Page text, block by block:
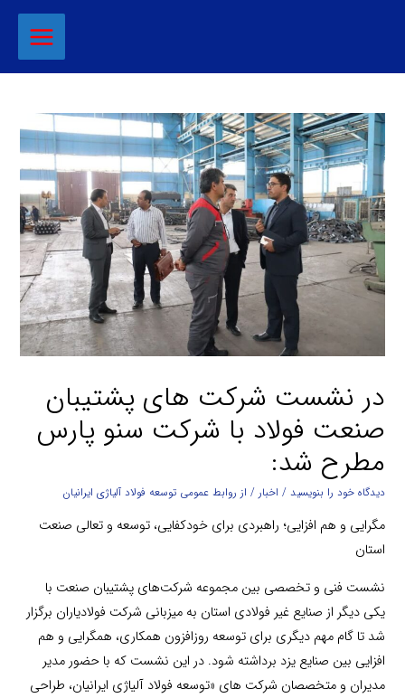
در نشست شرکت های پشتیبان
صنعت فولاد با شرکت سنو پارس
مطرح شد:
دیدگاه‌ خود را بنویسید / اخبار / از روابط عمومی توسعه فولاد آلیاژی ایرانیان
مگرایی و هم افزایی؛ راهبردی برای خودکفایی، توسعه و تعالی صنعت
استان
نشست فنی و تخصصی بین مجموعه شرکت‌های پشتیبان صنعت با
یکی دیگر از صنایع غیر فولادی استان به میزبانی شرکت فولادیاران برگزار
شد تا گام مهم دیگری برای توسعه روزافزون همکاری، همگرایی و هم
افزایی بین صنایع یزد برداشته شود. در این نشست که با حضور مدیر
مدیران و متخصصان شرکت های «توسعه فولاد آلیاژی ایرانیان، طراحی